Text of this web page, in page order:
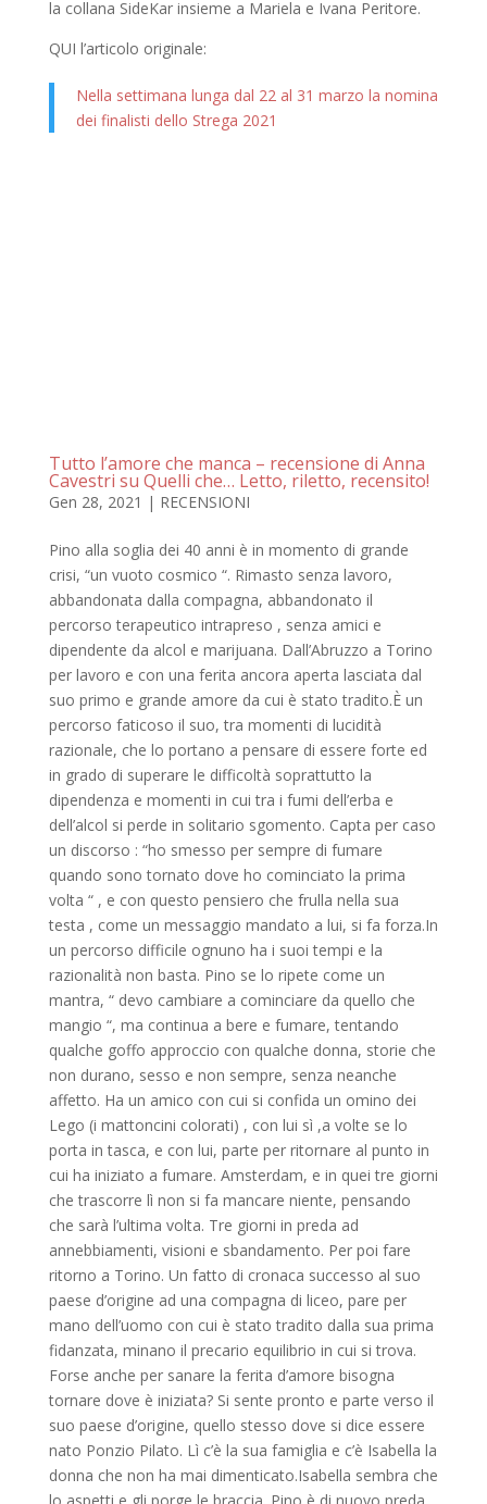
la collana SideKar insieme a Mariela e Ivana Peritore.
QUI l’articolo originale:
Nella settimana lunga dal 22 al 31 marzo la nomina
dei finalisti dello Strega 2021
Tutto l’amore che manca – recensione di Anna
Cavestri su Quelli che… Letto, riletto, recensito!
Gen 28, 2021 | RECENSIONI
Pino alla soglia dei 40 anni è in momento di grande
crisi, “un vuoto cosmico “. Rimasto senza lavoro,
abbandonata dalla compagna, abbandonato il
percorso terapeutico intrapreso , senza amici e
dipendente da alcol e marijuana. Dall’Abruzzo a Torino
per lavoro e con una ferita ancora aperta lasciata dal
suo primo e grande amore da cui è stato tradito.È un
percorso faticoso il suo, tra momenti di lucidità
razionale, che lo portano a pensare di essere forte ed
in grado di superare le difficoltà soprattutto la
dipendenza e momenti in cui tra i fumi dell’erba e
dell’alcol si perde in solitario sgomento. Capta per caso
un discorso : “ho smesso per sempre di fumare
quando sono tornato dove ho cominciato la prima
volta “ , e con questo pensiero che frulla nella sua
testa , come un messaggio mandato a lui, si fa forza.In
un percorso difficile ognuno ha i suoi tempi e la
razionalità non basta. Pino se lo ripete come un
mantra, “ devo cambiare a cominciare da quello che
mangio “, ma continua a bere e fumare, tentando
qualche goffo approccio con qualche donna, storie che
non durano, sesso e non sempre, senza neanche
affetto. Ha un amico con cui si confida un omino dei
Lego (i mattoncini colorati) , con lui sì ,a volte se lo
porta in tasca, e con lui, parte per ritornare al punto in
cui ha iniziato a fumare. Amsterdam, e in quei tre giorni
che trascorre lì non si fa mancare niente, pensando
che sarà l’ultima volta. Tre giorni in preda ad
annebbiamenti, visioni e sbandamento. Per poi fare
ritorno a Torino. Un fatto di cronaca successo al suo
paese d’origine ad una compagna di liceo, pare per
mano dell’uomo con cui è stato tradito dalla sua prima
fidanzata, minano il precario equilibrio in cui si trova.
Forse anche per sanare la ferita d’amore bisogna
tornare dove è iniziata? Si sente pronto e parte verso il
suo paese d’origine, quello stesso dove si dice essere
nato Ponzio Pilato. Lì c’è la sua famiglia e c’è Isabella la
donna che non ha mai dimenticato.Isabella sembra che